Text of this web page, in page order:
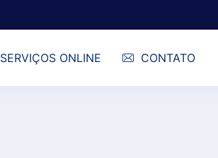
SERVIÇOS ONLINE CONTATO